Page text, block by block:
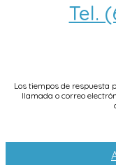
Tel.
Los tiempos de respuesta
llamada o correo